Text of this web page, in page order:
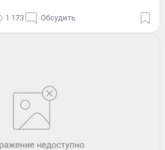
1 173 Обсудить